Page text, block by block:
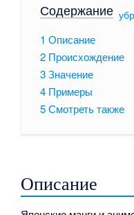
Содержание[
1 Описание
2 Происхождение
3Значение
4 Примеры
5Смотреть также
Описание